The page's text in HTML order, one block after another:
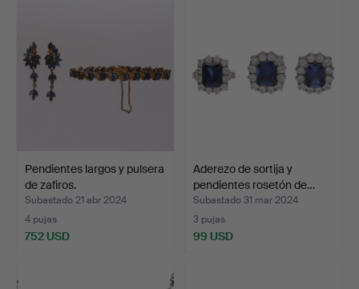
Pendientes largos y pulsera
de zafiros.
Subastado 21 abr 2024
4 pujas
752 USD
Aderezo de sortija y
pendientes rosetón de…
Subastado 31 mar 2024
3 pujas
99 USD